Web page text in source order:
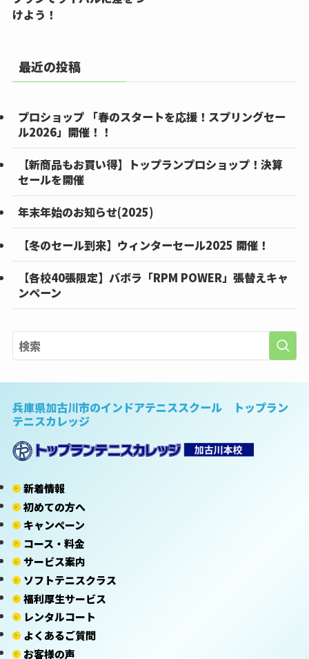
けよう！
最近の投稿
プロショップ 「春のスタートを応援！スプリングセー
ル2026」開催！！
【新商品もお買い得】トップランプロショップ！決算
セールを開催
年末年始のお知らせ(2025)
【冬のセール到来】ウィンターセール2025 開催！
【各校40張限定】バボラ「RPM POWER」張替えキャ
ンペーン
兵庫県加古川市のインドアテニススクール トップラン
テニスカレッジ
新着情報
初めての方へ
キャンペーン
コース・料金
サービス案内
ソフトテニスクラス
福利厚生サービス
レンタルコート
よくあるご質問
お客様の声